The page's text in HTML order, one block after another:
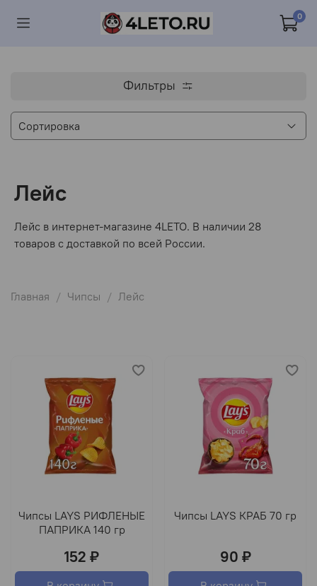
0
Фильтры
Лейс
Лейс в интернет-магазине 4LETO. В наличии 28
товаров с доставкой по всей России.
Главная Чипсы Лейс
Чипсы LAYS РИФЛЕНЫЕ
ПАПРИКА 140 гр
152 ₽
Чипсы LAYS КРАБ 70 гр
90 ₽